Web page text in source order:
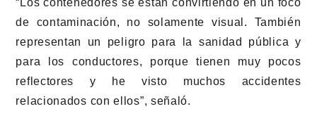
“Los contenedores se están convirtiendo en un foco
de contaminación, no solamente visual. También
representan un peligro para la sanidad pública y
para los conductores, porque tienen muy pocos
reflectores y he visto muchos accidentes
relacionados con ellos”, señaló.